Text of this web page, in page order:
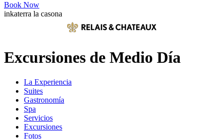
Book Now
inkaterra la casona
Excursiones de Medio Día
La Experiencia
Suites
Gastronomía
Spa
Servicios
Excursiones
Fotos